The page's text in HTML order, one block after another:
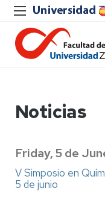
Noticias
Friday, 5 de
V Simposio en
5 de junio